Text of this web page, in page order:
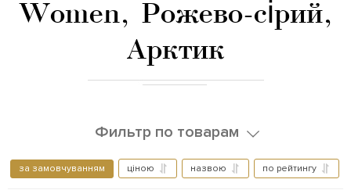
Women, Рожево-сірий,
Арктик
Фильтр по товарам
за замовчуванням ціною назвою по рейтингу